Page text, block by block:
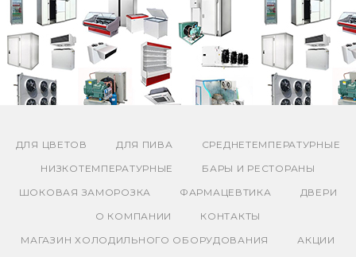
ДЛЯ ЦВЕТОВ ДЛЯ ПИВА
СРЕДНЕТЕМПЕРАТУРНЫЕ
НИЗКОТЕМПЕРАТУРНЫЕ
БАРЫ И РЕСТОРАНЫ
ШОКОВАЯ ЗАМОРОЗКА
ФАРМАЦЕВТИКА
ДВЕРИ
О КОМПАНИИ
КОНТАКТЫ
МАГАЗИН ХОЛОДИЛЬНОГО ОБОРУДОВАНИЯ
АКЦИИ